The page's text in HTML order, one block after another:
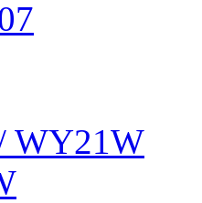
WY21W